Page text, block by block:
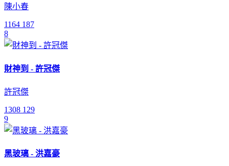
陳小春
1164 187
8
財神到 - 許冠傑
許冠傑
1308 129
9
黑玻璃 - 洪嘉豪